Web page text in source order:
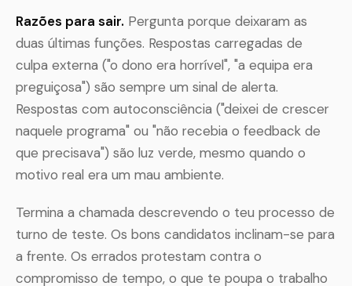
Razões para sair. Pergunta porque deixaram as
duas últimas funções. Respostas carregadas de
culpa externa ("o dono era horrível", "a equipa era
preguiçosa") são sempre um sinal de alerta.
Respostas com autoconsciência ("deixei de crescer
naquele programa" ou "não recebia o feedback de
que precisava") são luz verde, mesmo quando o
motivo real era um mau ambiente.
Termina a chamada descrevendo o teu processo de
turno de teste. Os bons candidatos inclinam-se para
a frente. Os errados protestam contra o
compromisso de tempo, o que te poupa o trabalho